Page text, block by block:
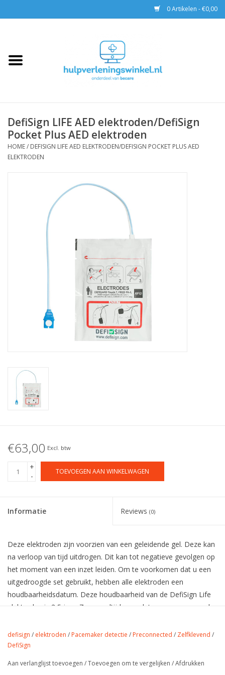
0 Artikelen - €0,00
EHBO
Pax tassen
DefiSign LIFE AED elektroden/DefiSign
Pocket Plus AED elektroden
HOME/ DEFISIGN LIFE AED ELEKTRODEN/DEFISIGN POCKET PLUS AED
ELEKTRODEN
€63,00 Excl. btw
+
-
TOEVOEGEN AAN WINKELWAGEN
Informatie Reviews (0)
Deze elektroden zijn voorzien van een geleidende gel. Deze kan
na verloop van tijd uitdrogen. Dit kan tot negatieve gevolgen op
het moment van een inzet leiden. Om te voorkomen dat u een
uitgedroogde set gebruikt, hebben alle elektroden een
houdbaarheidsdatum. Deze houdbaarheid van de DefiSign Life
elektroden is 2,5 jaar. Zorg er altijd voor dat u een ongeopende
uw AED heeft aangesloten.
Kenmerken:
defisign / elektroden / Pacemaker detectie / Preconnected / Zelfklevend /
DefiSign
Aan verlanglijst toevoegen /Toevoegen om te vergelijken /Afdrukken